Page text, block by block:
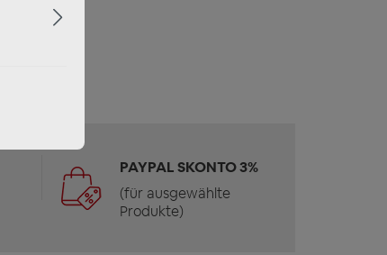
PAYPAL SKONTO 3%
(für ausgewählte
Produkte)